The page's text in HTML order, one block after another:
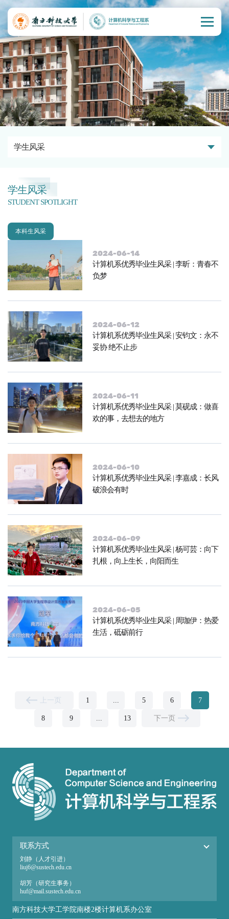
学生风采
学生风采
STUDENT SPOTLIGHT
本科生风采
2024-06-14
计算机系优秀毕业生风采 | 李昕：青春不
负梦
2024-06-12
计算机系优秀毕业生风采 | 安钧文：永不
妥协 绝不止步
2024-06-11
计算机系优秀毕业生风采 | 莫砚成：做喜
欢的事，去想去的地方
2024-06-10
计算机系优秀毕业生风采 | 李嘉成：长风
破浪会有时
2024-06-09
计算机系优秀毕业生风采 | 杨可芸：向下
扎根，向上生长，向阳而生
2024-06-05
计算机系优秀毕业生风采 | 周珈伊：热爱
生活，砥砺前行
上一页 1 ... 5 6 7
8 9 ... 13 下一页
联系方式
刘静（人才引进）
liuj6@sustech.edu.cn
胡芳（研究生事务）
huf@mail.sustech.edu.cn
张爱（本科生事务）
zhanga@sustech.edu.cn
南方科技大学工学院南楼2楼计算机系办公室